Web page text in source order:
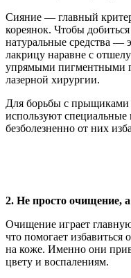
Сияние — главный
кореянок. Чтобы
натуральные средства —
лакрицу наравне с
упрямыми пигментными
лазерной хирургии.
Для борьбы с прыщиками
используют специальные
безболезненно от них
2. Не просто очищение,
Очищение играет
что помогает избавиться
на коже. Именно они
цвету и воспалениям.